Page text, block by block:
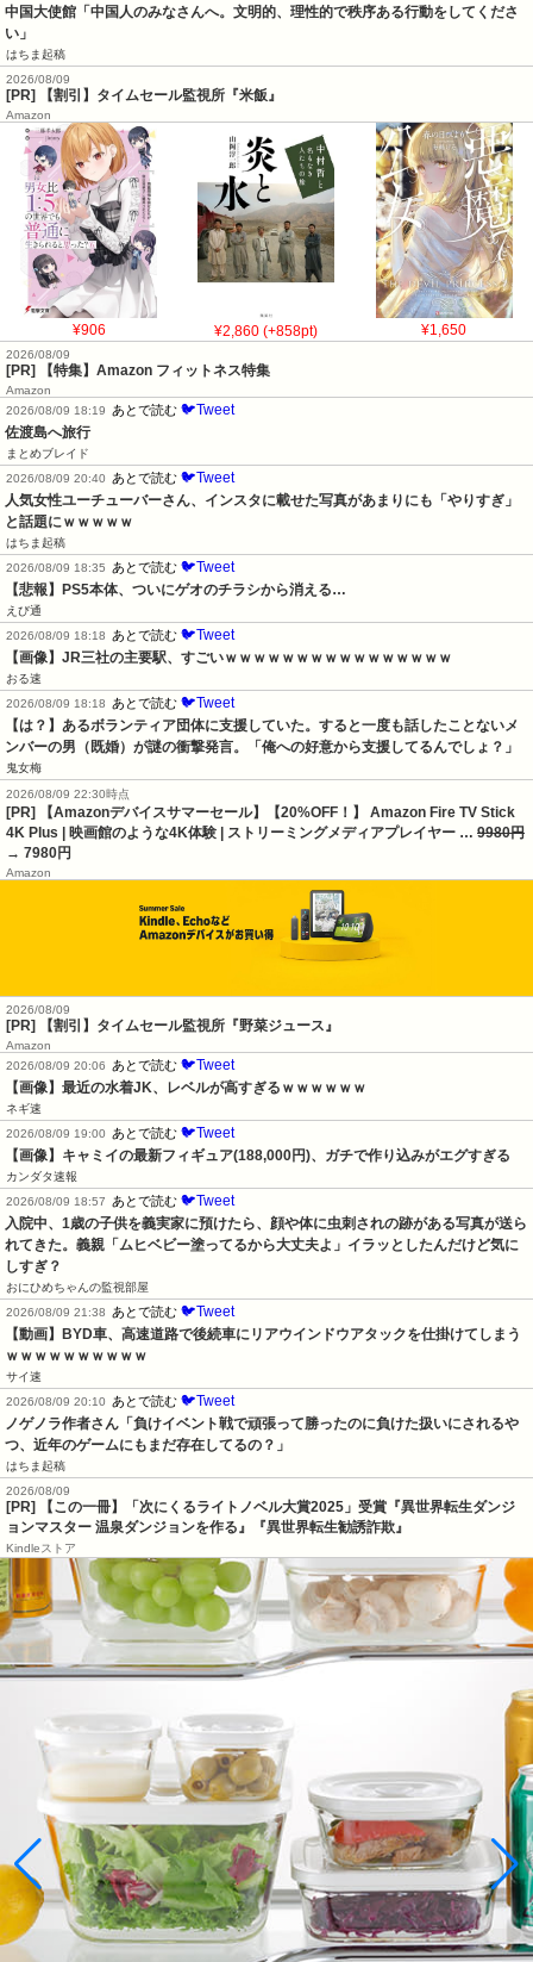
中国大使館「中国人のみなさんへ。文明的、理性的で秩序ある行動をしてくださ
い」
はちま起稿
2026/08/09
[PR] 【割引】タイムセール監視所『米飯』
Amazon
¥906 ¥2,860 (+858pt) ¥1,650
2026/08/09
[PR] 【特集】Amazon フィットネス特集
Amazon
2026/08/09 18:19
あとで読む 🐦Tweet
佐渡島へ旅行
まとめブレイド
2026/08/09 20:40
あとで読む 🐦Tweet
人気女性ユーチューバーさん、インスタに載せた写真があまりにも「やりすぎ」
と話題にｗｗｗｗｗ
はちま起稿
2026/08/09 18:35
あとで読む 🐦Tweet
【悲報】PS5本体、ついにゲオのチラシから消える…
えび通
2026/08/09 18:18
あとで読む 🐦Tweet
【画像】JR三社の主要駅、すごいｗｗｗｗｗｗｗｗｗｗｗｗｗｗｗｗ
おる速
2026/08/09 18:18
あとで読む 🐦Tweet
【は？】あるボランティア団体に支援していた。すると一度も話したことないメ
ンバーの男（既婚）が謎の衝撃発言。「俺への好意から支援してるんでしょ？」
鬼女梅
2026/08/09 22:30時点
[PR] 【Amazonデバイスサマーセール】【20%OFF！】 Amazon Fire TV Stick
4K Plus | 映画館のような4K体験 | ストリーミングメディアプレイヤー … 9980円
→ 7980円
Amazon
2026/08/09
[PR] 【割引】タイムセール監視所『野菜ジュース』
Amazon
2026/08/09 20:06
あとで読む 🐦Tweet
【画像】最近の水着JK、レベルが高すぎるｗｗｗｗｗｗ
ネギ速
2026/08/09 19:00
あとで読む 🐦Tweet
【画像】キャミイの最新フィギュア(188,000円)、ガチで作り込みがエグすぎる
カンダタ速報
2026/08/09 18:57
あとで読む 🐦Tweet
入院中、1歳の子供を義実家に預けたら、顔や体に虫刺されの跡がある写真が送ら
れてきた。義親「ムヒベビー塗ってるから大丈夫よ」イラッとしたんだけど気に
しすぎ？
おにひめちゃんの監視部屋
2026/08/09 21:38
あとで読む 🐦Tweet
【動画】BYD車、高速道路で後続車にリアウインドウアタックを仕掛けてしまう
ｗｗｗｗｗｗｗｗｗｗ
サイ速
2026/08/09 20:10
あとで読む 🐦Tweet
ノゲノラ作者さん「負けイベント戦で頑張って勝ったのに負けた扱いにされるや
つ、近年のゲームにもまだ存在してるの？」
はちま起稿
2026/08/09
[PR] 【この一冊】「次にくるライトノベル大賞2025」受賞『異世界転生ダンジ
ョンマスター 温泉ダンジョンを作る』『異世界転生勧誘詐欺』
Kindleストア